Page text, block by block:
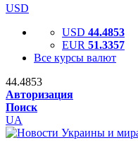
USD
USD 44.4853
EUR 51.3357
Все курсы валют
44.4853
Авторизация
Поиск
UA